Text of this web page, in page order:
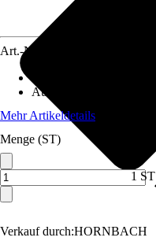
Verkauf durch:HORNBACH
Art.-Nr.
Ausführung
Mehr Artikeldetails
Menge (ST)
1 ST